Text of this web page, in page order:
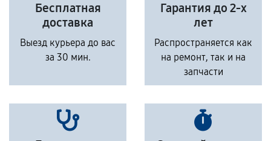
Бесплатная
доставка
Выезд курьера до вас
за 30 мин.
Гарантия до 2-х
лет
Распространяется как
на ремонт, так и на
запчасти